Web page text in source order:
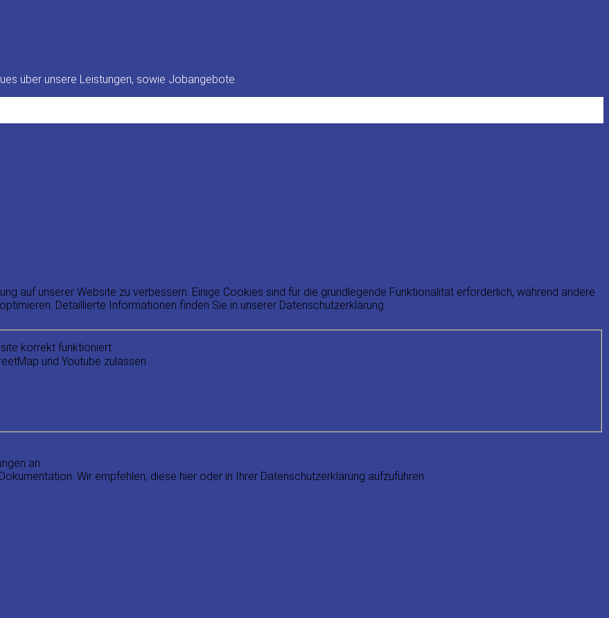
über unsere Leistungen, sowie Jobangebote.
auf unserer Website zu verbessern. Einige Cookies sind für die grundlegende Funktionalität erforderlich, während andere
Detaillierte Informationen finden Sie in unserer Datenschutzerklärung.
korrekt funktioniert
und Youtube zulassen
an.
Wir empfehlen, diese hier oder in Ihrer Datenschutzerklärung aufzuführen.